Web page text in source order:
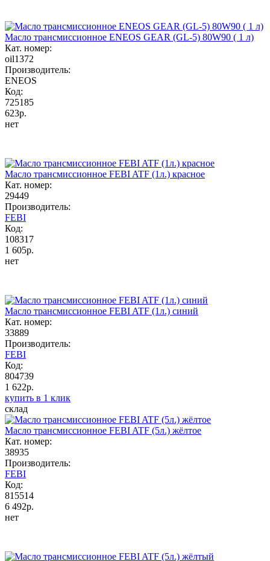
Масло трансмиссионное ENEOS GEAR (GL-5) 80W90 ( 1 л)
Кат. номер:
oil1372
Производитель:
ENEOS
Код:
725185
623р.
нет
Масло трансмиссионное FEBI ATF (1л.) красное
Кат. номер:
29449
Производитель:
FEBI
Код:
108317
1 605р.
нет
Масло трансмиссионное FEBI ATF (1л.) синий
Кат. номер:
33889
Производитель:
FEBI
Код:
804739
1 622р.
купить в 1 клик
склад
Масло трансмиссионное FEBI ATF (5л.) жёлтое
Кат. номер:
38935
Производитель:
FEBI
Код:
815514
6 492р.
нет